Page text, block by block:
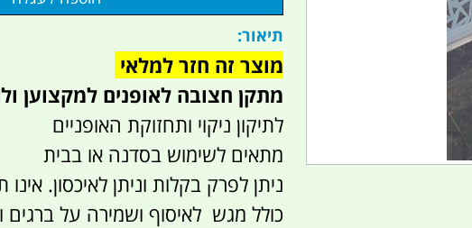
תיאור:
מוצר זה חזר למלאי
מתקן חצובה לאופנים למקצוען
לתיקון ניקוי ותחזוקת האופניים
מתאים לשימוש בסדנה או בבית
ניתן לפרק בקלות וניתן לאיכסון.
כולל מגש לאיסוף ושמירה על ברגים